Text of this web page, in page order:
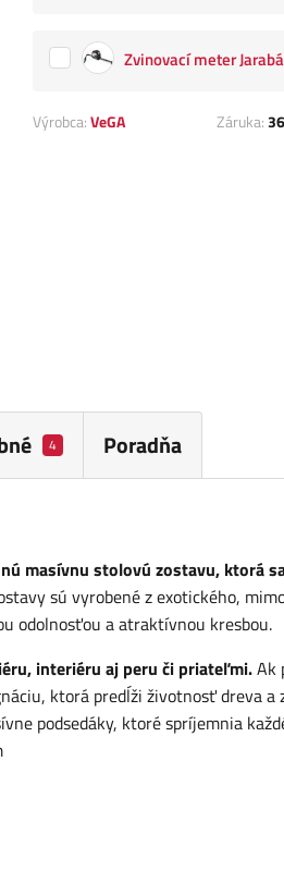
Zvinovací meter
Výrobca:VeGA Záruka:
4 Poradňa
masívnu stolovú zostavu, ktorá
sú vyrobené z exotického,
odolnosťou a atraktívnou kresbou.
interiéru aj peru či priateľmi.Ak
ktorá predĺži životnosť dreva a
podsedáky, ktoré spríjemnia